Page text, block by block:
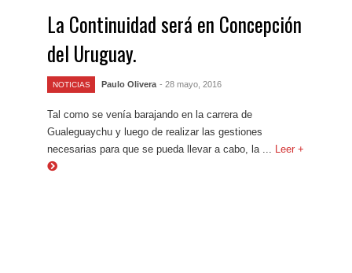
La Continuidad será en Concepción
del Uruguay.
NOTICIAS Paulo Olivera - 28 mayo, 2016
Tal como se venía barajando en la carrera de
Gualeguaychu y luego de realizar las gestiones
necesarias para que se pueda llevar a cabo, la ...
Leer +